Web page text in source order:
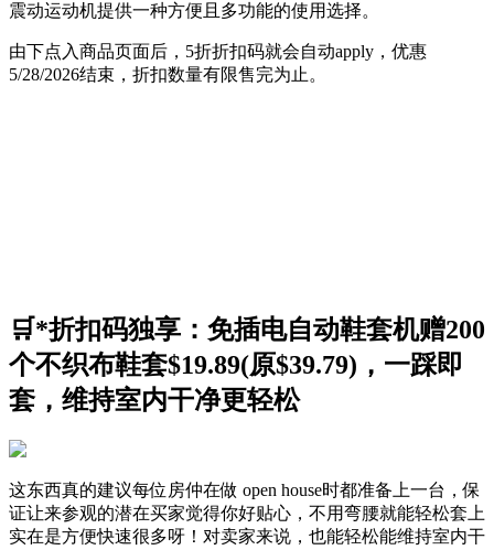
震动运动机提供一种方便且多功能的使用选择。
由下点入商品页面后，5折折扣码就会自动apply，优惠
5/28/2026结束，折扣数量有限售完为止。
🛒*折扣码独享：免插电自动鞋套机赠200
个不织布鞋套$19.89(原$39.79)，一踩即
套，维持室内干净更轻松
这东西真的建议每位房仲在做 open house时都准备上一台，保
证让来参观的潜在买家觉得你好贴心，不用弯腰就能轻松套上
实在是方便快速很多呀！对卖家来说，也能轻松能维持室内干